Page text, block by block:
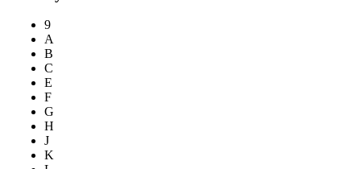
9
A
B
C
E
F
G
H
J
K